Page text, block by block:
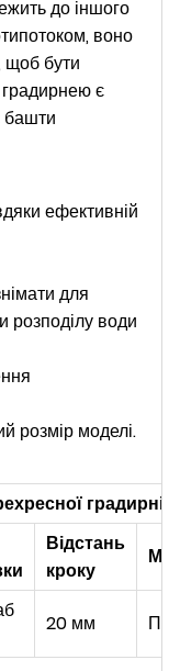
до іншого
воно
щоб бути
є
башти
ефективній
для
розподілу води
розмір моделі.
градирні
Відстань
кроку
20 мм